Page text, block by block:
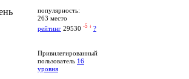
популярность:
263 место
рейтинг 29530 -5 ↓ ?
Привилегированный
пользователь 16
уровня